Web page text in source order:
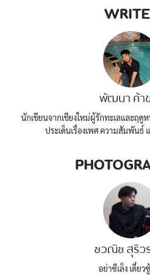
พัฒนา ค้า
นักเขียนจากเชียงใหม่ผู้รักทะเลและฤ
ประเด็นเรื่องเพศ ความสัมพันธ์
ชวณิช สุริ
อย่าซีเล็ง เดี๋ยว